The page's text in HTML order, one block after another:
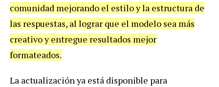
comunidad mejorando el estilo y la estructura de
las respuestas, al lograr que el modelo sea más
creativo y entregue resultados mejor
formateados.
La actualización ya está disponible para